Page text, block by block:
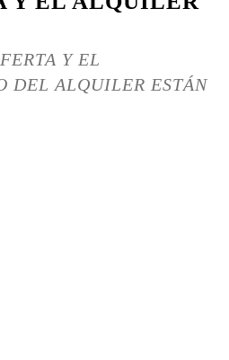
Y EL
DEL ALQUILER ESTÁN